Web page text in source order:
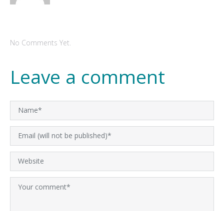
No Comments Yet.
Leave a comment